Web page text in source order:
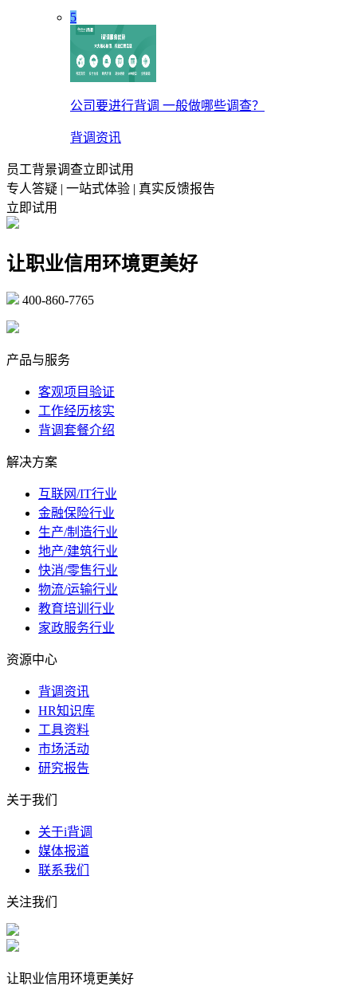
5
公司要进行背调 一般做哪些调查？
背调资讯
员工背景调查立即试用
专人答疑 | 一站式体验 | 真实反馈报告
立即试用
让职业信用环境更美好
400-860-7765
产品与服务
客观项目验证
工作经历核实
背调套餐介绍
解决方案
互联网/IT行业
金融保险行业
生产/制造行业
地产/建筑行业
快消/零售行业
物流/运输行业
教育培训行业
家政服务行业
资源中心
背调资讯
HR知识库
工具资料
市场活动
研究报告
关于我们
关于i背调
媒体报道
联系我们
关注我们
让职业信用环境更美好